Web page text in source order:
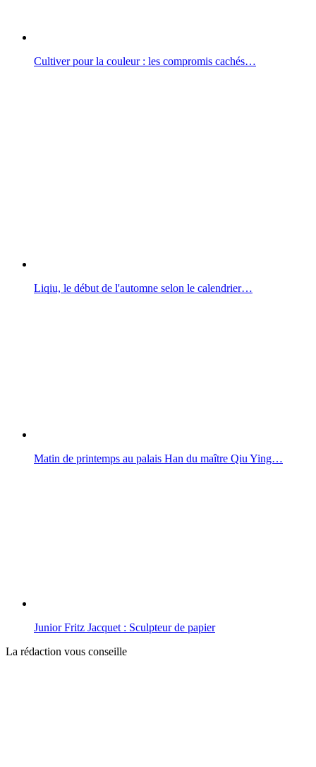
Cultiver pour la couleur : les compromis cachés…
Liqiu, le début de l'automne selon le calendrier…
Matin de printemps au palais Han du maître Qiu Ying…
Junior Fritz Jacquet : Sculpteur de papier
La rédaction vous conseille